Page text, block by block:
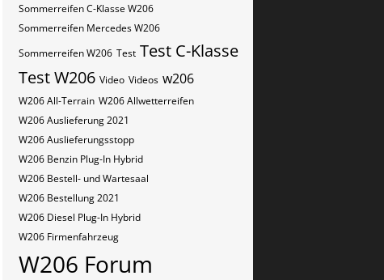
Sommerreifen C-Klasse W206
Sommerreifen Mercedes W206
Sommerreifen W206 Test Test C-Klasse
Test W206 Video Videos w206
W206 All-Terrain W206 Allwetterreifen
W206 Auslieferung 2021
W206 Auslieferungsstopp
W206 Benzin Plug-In Hybrid
W206 Bestell- und Wartesaal
W206 Bestellung 2021
W206 Diesel Plug-In Hybrid
W206 Firmenfahrzeug
W206 Forum